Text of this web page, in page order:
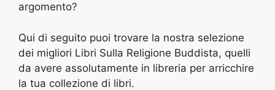
argomento?
Qui di seguito puoi trovare la nostra selezione
dei migliori Libri Sulla Religione Buddista, quelli
da avere assolutamente in libreria per arricchire
la tua collezione di libri.